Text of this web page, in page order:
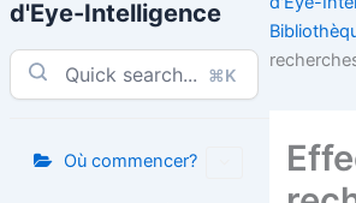
d'Eye-Intelligence
⌘K
Où commencer?